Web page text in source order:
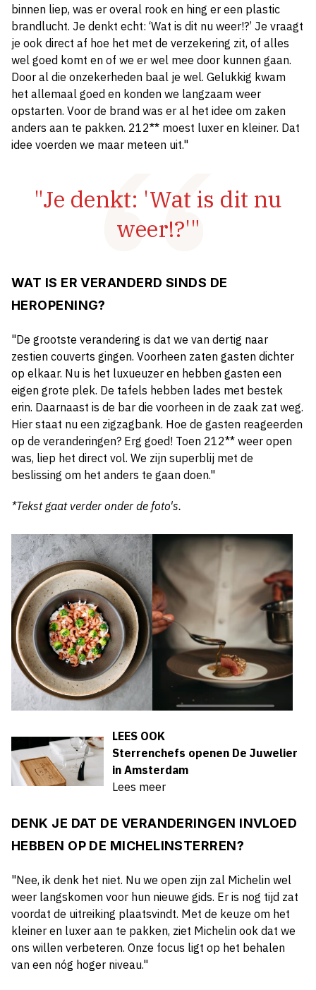
binnen liep, was er overal rook en hing er een plastic
brandlucht. Je denkt echt: ‘Wat is dit nu weer!?’ Je vraagt
je ook direct af hoe het met de verzekering zit, of alles
wel goed komt en of we er wel mee door kunnen gaan.
Door al die onzekerheden baal je wel. Gelukkig kwam
het allemaal goed en konden we langzaam weer
opstarten. Voor de brand was er al het idee om zaken
anders aan te pakken. 212** moest luxer en kleiner. Dat
idee voerden we maar meteen uit."
"Je denkt: 'Wat is dit nu
weer!?'"
WAT IS ER VERANDERD SINDS DE
HEROPENING?
"De grootste verandering is dat we van dertig naar
zestien couverts gingen. Voorheen zaten gasten dichter
op elkaar. Nu is het luxueuzer en hebben gasten een
eigen grote plek. De tafels hebben lades met bestek
erin. Daarnaast is de bar die voorheen in de zaak zat weg.
Hier staat nu een zigzagbank. Hoe de gasten reageerden
op de veranderingen? Erg goed! Toen 212** weer open
was, liep het direct vol. We zijn superblij met de
beslissing om het anders te gaan doen."
*Tekst gaat verder onder de foto's.
LEES OOK
Sterrenchefs openen De Juwelier
in Amsterdam
Lees meer
DENK JE DAT DE VERANDERINGEN INVLOED
HEBBEN OP DE MICHELINSTERREN?
"Nee, ik denk het niet. Nu we open zijn zal Michelin wel
weer langskomen voor hun nieuwe gids. Er is nog tijd zat
voordat de uitreiking plaatsvindt. Met de keuze om het
kleiner en luxer aan te pakken, ziet Michelin ook dat we
ons willen verbeteren. Onze focus ligt op het behalen
van een nóg hoger niveau."